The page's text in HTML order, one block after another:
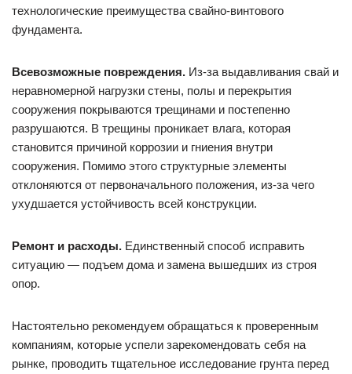
технологические преимущества свайно-винтового
фундамента.
Всевозможные повреждения. Из-за выдавливания свай и
неравномерной нагрузки стены, полы и перекрытия
сооружения покрываются трещинами и постепенно
разрушаются. В трещины проникает влага, которая
становится причиной коррозии и гниения внутри
сооружения. Помимо этого структурные элементы
отклоняются от первоначального положения, из-за чего
ухудшается устойчивость всей конструкции.
Ремонт и расходы. Единственный способ исправить
ситуацию — подъем дома и замена вышедших из строя
опор.
Настоятельно рекомендуем обращаться к проверенным
компаниям, которые успели зарекомендовать себя на
рынке, проводить тщательное исследование грунта перед